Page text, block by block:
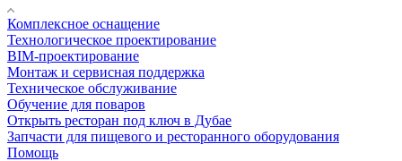
Комплексное оснащение
Технологическое проектирование
BIM-проектирование
Монтаж и сервисная поддержка
Техническое обслуживание
Обучение для поваров
Открыть ресторан под ключ в Дубае
Запчасти для пищевого и ресторанного оборудования
Помощь